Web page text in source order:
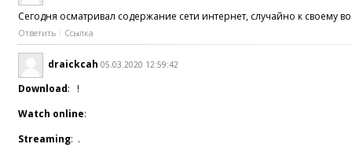
Сегодня осматривал содержание сети интернет, случайно к своему
Ответить Ссылка
draickcah 05.03.2020 12:59:42
Download: !
Watch online:
Streaming: .